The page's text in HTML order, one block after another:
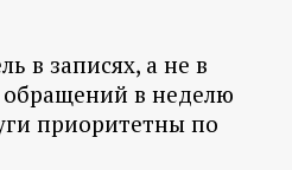
в записях, а не в
обращений в неделю
приоритетны по